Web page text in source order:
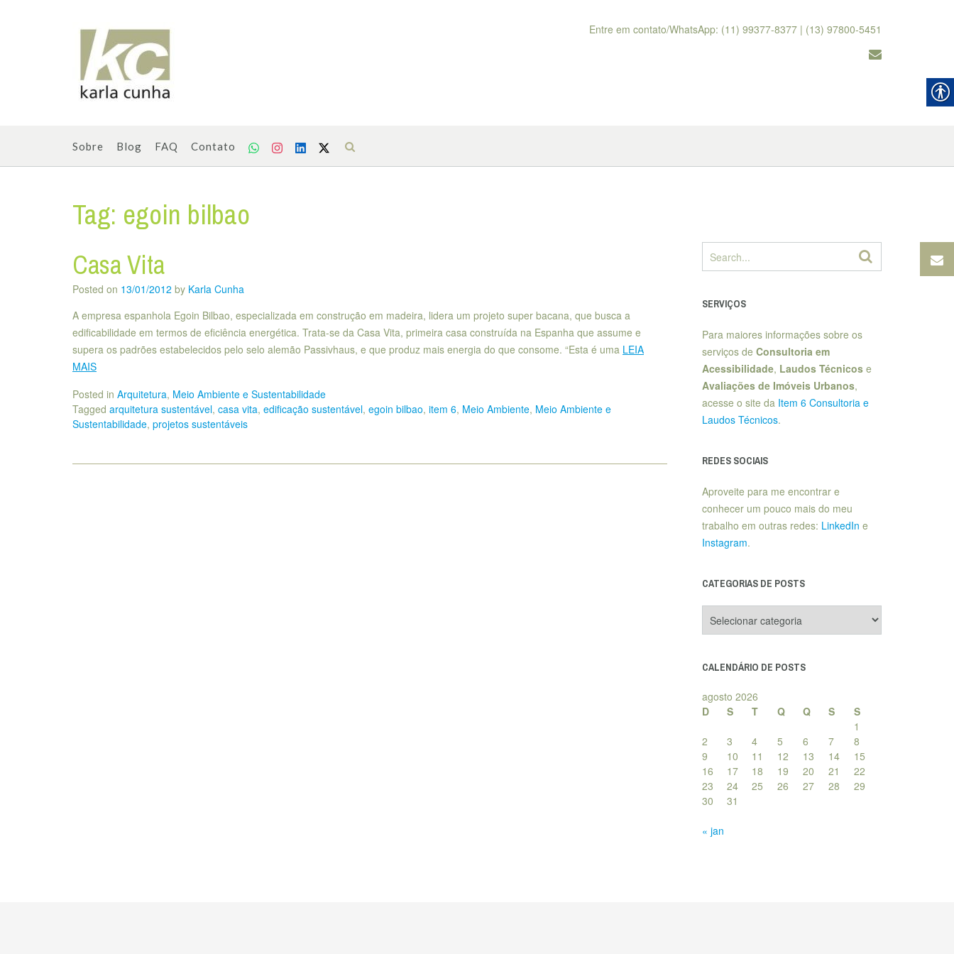
Entre em contato/WhatsApp: (11) 99377-8377 | (13) 97800-5451
Sobre Blog FAQ Contato
Tag: egoin bilbao
Casa Vita
Posted on 13/01/2012 by Karla Cunha
A empresa espanhola Egoin Bilbao, especializada em construção em madeira, lidera um projeto super bacana, que busca a
edificabilidade em termos de eficiência energética. Trata-se da Casa Vita, primeira casa construída na Espanha que assume e
supera os padrões estabelecidos pelo selo alemão Passivhaus, e que produz mais energia do que consome. “Esta é uma LEIA
MAIS
Posted in Arquitetura, Meio Ambiente e Sustentabilidade
Tagged arquitetura sustentável, casa vita, edificação sustentável, egoin bilbao, item 6, Meio Ambiente, Meio Ambiente e
Sustentabilidade, projetos sustentáveis
SERVIÇOS
Para maiores informações sobre os
serviços de Consultoria em
Acessibilidade, Laudos Técnicose
Avaliações de Imóveis Urbanos,
acesse o site da Item 6 Consultoria e
Laudos Técnicos.
REDES SOCIAIS
Aproveite para me encontrar e
conhecer um pouco mais do meu
trabalho em outras redes: LinkedIn e
Instagram.
CATEGORIAS DE POSTS
de
CALENDÁRIO DE POSTS
agosto 2026
D
S T Q Q S
S
1
2
3 4 5 6 7
8
9
10 11 12 13 14
15
16
17 18 19 20 21
22
23
24 25 26 27 28
29
30
31
« jan